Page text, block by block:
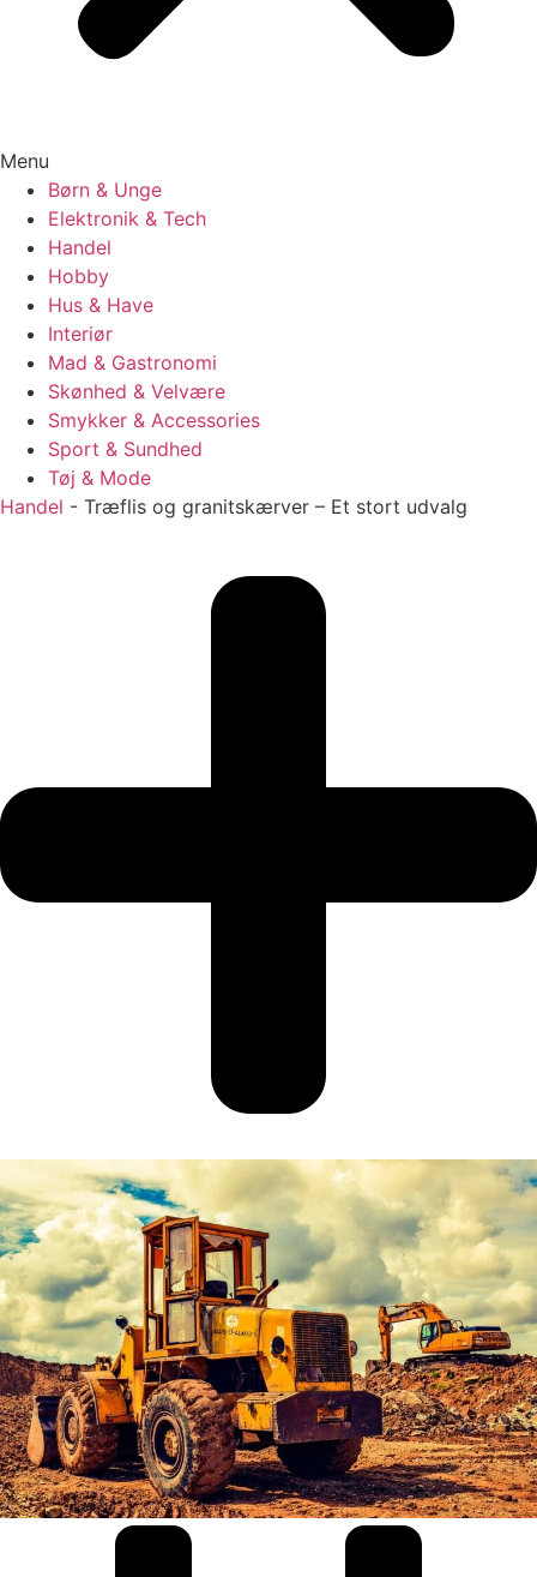
Menu
Børn & Unge
Elektronik & Tech
Handel
Hobby
Hus & Have
Interiør
Mad & Gastronomi
Skønhed & Velvære
Smykker & Accessories
Sport & Sundhed
Tøj & Mode
Handel - Træflis og granitskærver – Et stort udvalg